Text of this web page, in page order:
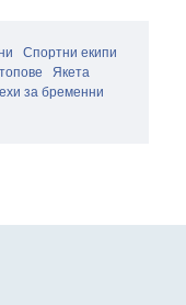
Спортни екипи
Якета
за бременни